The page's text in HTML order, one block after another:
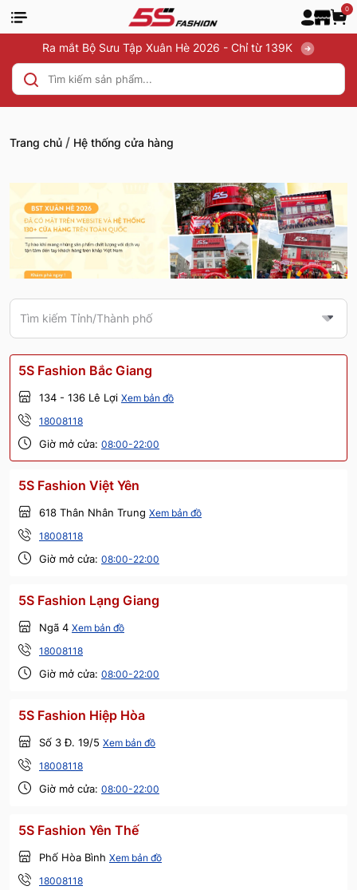
0
Ra mắt Bộ Sưu Tập Xuân Hè 2026 - Chỉ từ 139K
Trang chủ / Hệ thống cửa hàng
Tìm kiếm Tỉnh/Thành phố
5S Fashion Bắc Giang
134 - 136 Lê Lợi Xem bản đồ
18008118
Giờ mở cửa: 08:00-22:00
5S Fashion Việt Yên
618 Thân Nhân Trung Xem bản đồ
18008118
Giờ mở cửa: 08:00-22:00
5S Fashion Lạng Giang
Ngã 4 Xem bản đồ
18008118
Giờ mở cửa: 08:00-22:00
5S Fashion Hiệp Hòa
Số 3 Đ. 19/5 Xem bản đồ
18008118
Giờ mở cửa: 08:00-22:00
5S Fashion Yên Thế
Phố Hòa Bình Xem bản đồ
18008118